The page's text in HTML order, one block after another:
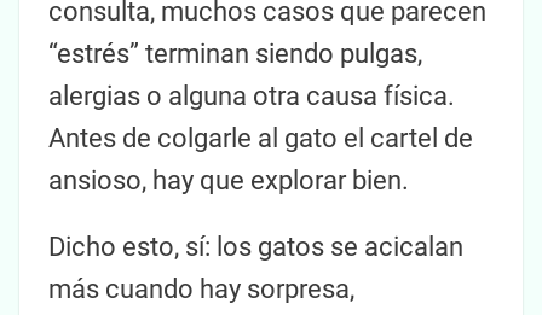
consulta, muchos casos que parecen
“estrés” terminan siendo pulgas,
alergias o alguna otra causa física.
Antes de colgarle al gato el cartel de
ansioso, hay que explorar bien.
Dicho esto, sí: los gatos se acicalan
más cuando hay sorpresa,